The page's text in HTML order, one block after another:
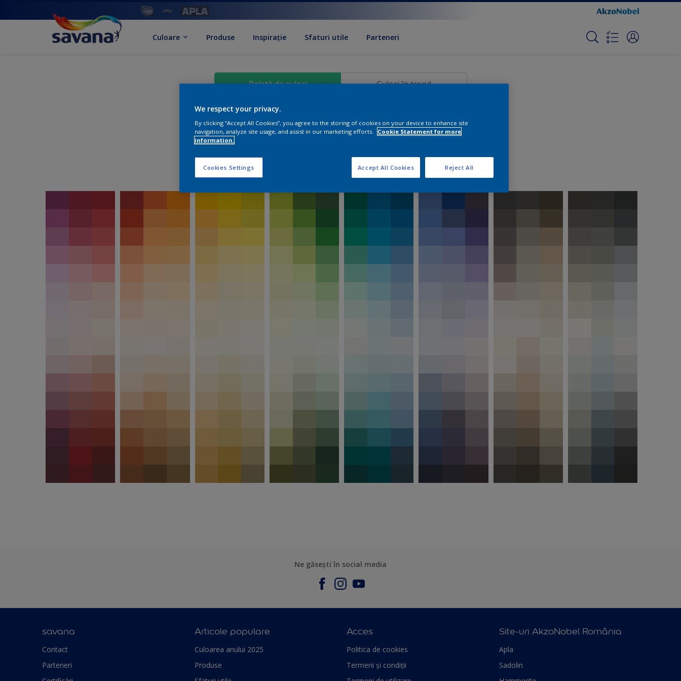
Culoare Produse Inspirație Sfaturi utile Parteneri
Paletă de culori Culori în trend
Paletă de culori
Ne găsești în social media
savana
Contact
Parteneri
Articole populare
Culoarea anului 2025
Produse
Acces
Politica de cookies
Termeni și condiții
Site-uri AkzoNobel România
Apla
Sadolin
We respect your privacy.
By clicking “Accept All Cookies”, you agree to the storing of cookies on your device to enhance site
navigation, analyze site usage, and assist in our marketing efforts.
Cookie Statement for more
information.
Cookies Settings Reject All
Accept All Cookies